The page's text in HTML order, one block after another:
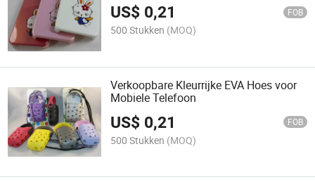
US$ 0,21 FOB
500 Stukken (MOQ)
Verkoopbare Kleurrijke EVA Hoes voor
Mobiele Telefoon
US$ 0,21 FOB
500 Stukken (MOQ)